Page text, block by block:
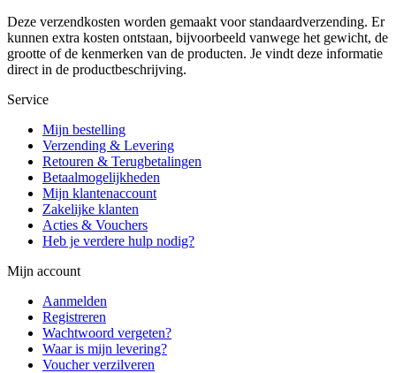
Deze verzendkosten worden gemaakt voor standaardverzending. Er
kunnen extra kosten ontstaan, bijvoorbeeld vanwege het gewicht, de
grootte of de kenmerken van de producten. Je vindt deze informatie
direct in de productbeschrijving.
Service
Mijn bestelling
Verzending & Levering
Retouren & Terugbetalingen
Betaalmogelijkheden
Mijn klantenaccount
Zakelijke klanten
Acties & Vouchers
Heb je verdere hulp nodig?
Mijn account
Aanmelden
Registreren
Wachtwoord vergeten?
Waar is mijn levering?
Voucher verzilveren